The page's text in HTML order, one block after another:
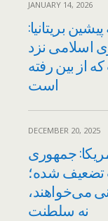
JANUARY 14, 2026
بریتانیا:
اسلامی نزد
از بین رفته
است
DECEMBER 20, 2025
جمهوری
شده؛
می‌خواهند،
نه سلطنت